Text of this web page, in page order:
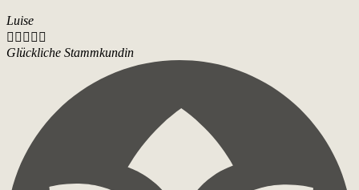
Luise
    
Glückliche Stammkundin